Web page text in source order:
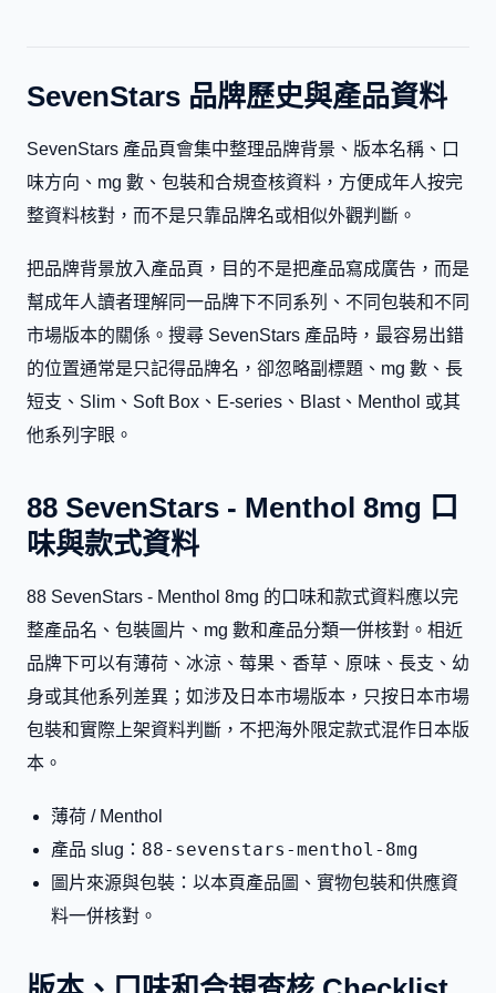
SevenStars 品牌歷史與產品資料
SevenStars 產品頁會集中整理品牌背景、版本名稱、口
味方向、mg 數、包裝和合規查核資料，方便成年人按完
整資料核對，而不是只靠品牌名或相似外觀判斷。
把品牌背景放入產品頁，目的不是把產品寫成廣告，而是
幫成年人讀者理解同一品牌下不同系列、不同包裝和不同
市場版本的關係。搜尋 SevenStars 產品時，最容易出錯
的位置通常是只記得品牌名，卻忽略副標題、mg 數、長
短支、Slim、Soft Box、E-series、Blast、Menthol 或其
他系列字眼。
88 SevenStars - Menthol 8mg 口
味與款式資料
88 SevenStars - Menthol 8mg 的口味和款式資料應以完
整產品名、包裝圖片、mg 數和產品分類一併核對。相近
品牌下可以有薄荷、冰涼、莓果、香草、原味、長支、幼
身或其他系列差異；如涉及日本市場版本，只按日本市場
包裝和實際上架資料判斷，不把海外限定款式混作日本版
本。
薄荷 / Menthol
產品 slug： 88-sevenstars-menthol-8mg
圖片來源與包裝：以本頁產品圖、實物包裝和供應資
料一併核對。